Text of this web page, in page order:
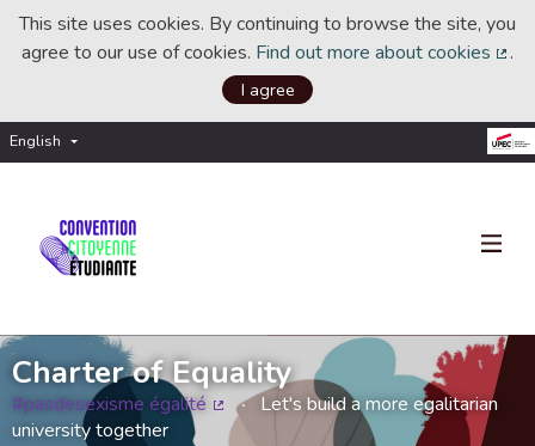
This site uses cookies. By continuing to browse the site, you
agree to our use of cookies. Find out more about cookies .
I agree
English Choisir la langue
Charter of Equality
#pasdesexisme égalité
(External link)
Let's build a more egalitarian
university together